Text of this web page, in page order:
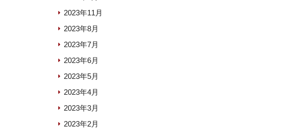
2023年11月
2023年8月
2023年7月
2023年6月
2023年5月
2023年4月
2023年3月
2023年2月